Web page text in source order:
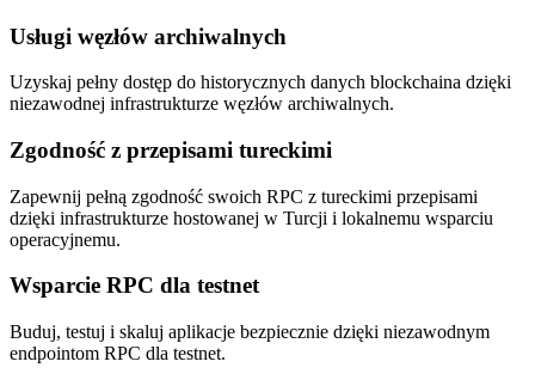
Usługi węzłów archiwalnych
Uzyskaj pełny dostęp do historycznych danych blockchaina dzięki
niezawodnej infrastrukturze węzłów archiwalnych.
Zgodność z przepisami tureckimi
Zapewnij pełną zgodność swoich RPC z tureckimi przepisami
dzięki infrastrukturze hostowanej w Turcji i lokalnemu wsparciu
operacyjnemu.
Wsparcie RPC dla testnet
Buduj, testuj i skaluj aplikacje bezpiecznie dzięki niezawodnym
endpointom RPC dla testnet.